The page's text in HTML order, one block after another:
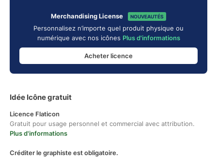
Merchandising License NOUVEAUTÉS
Personnalisez n’importe quel produit physique ou
numérique avec nos icônes Plus d'informations
Acheter licence
Idée Icône gratuit
Licence Flaticon
Gratuit pour usage personnel et commercial avec attribution.
Plus d'informations
Créditer le graphiste est obligatoire.